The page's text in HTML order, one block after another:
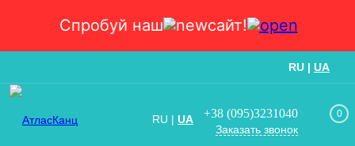
Спробуй наш сайт!
RU | UA
RU | UA +38 (095)3231040
Заказать звонок
0